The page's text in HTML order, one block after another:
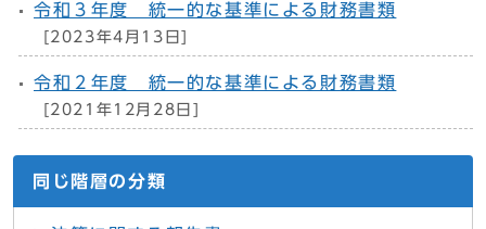
令和３年度 統一的な基準による財務書類
[2023年4月13日]
令和２年度 統一的な基準による財務書類
[2021年12月28日]
同じ階層の分類